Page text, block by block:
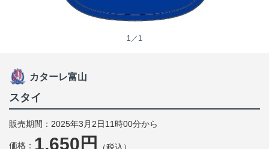
1／1
カターレ富山
スタイ
販売期間：2025年3月2日11時00分から
価格： 1,650円